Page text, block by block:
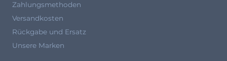
Zahlungsmethoden
Versandkosten
Rückgabe und Ersatz
Unsere Marken